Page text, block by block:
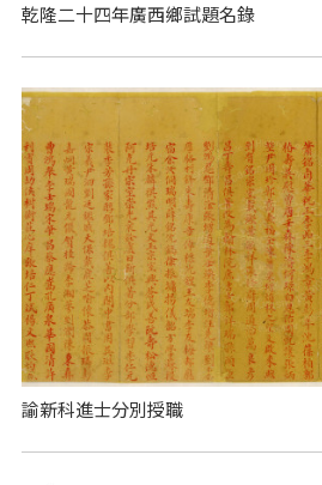
乾隆二十四年廣西鄉試題名錄
諭新科進士分別授職